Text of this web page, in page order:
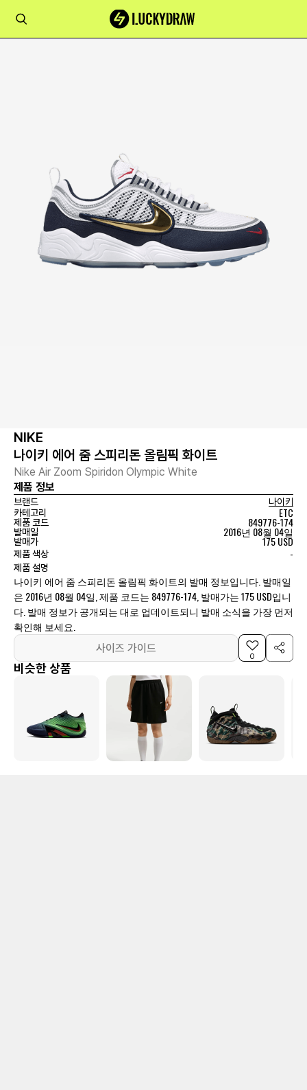
NIKE
나이키 에어 줌 스피리돈 올림픽 화이트
Nike Air Zoom Spiridon Olympic White
제품 정보
브랜드
나이키
카테고리
ETC
제품 코드 849776-174
발매일 2016년 08월 04일
발매가 175 USD
제품 색상 -
제품 설명
나이키 에어 줌 스피리돈 올림픽 화이트의 발매 정보입니다. 발매일
은 2016년 08월 04일, 제품 코드는 849776-174, 발매가는 175 USD입니
다. 발매 정보가 공개되는 대로 업데이트되니 발매 소식을 가장 먼저
확인해 보세요.
사이즈 가이드
0
비슷한 상품